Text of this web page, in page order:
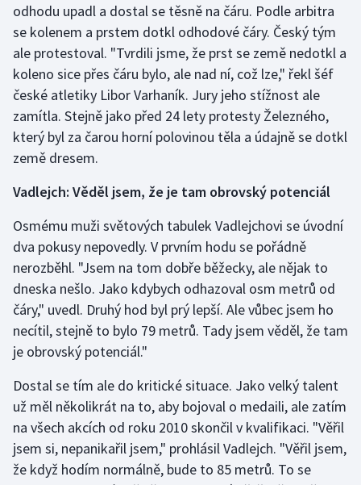
Moderní pětiboj
Motorsport
Olympijské hry
Parasport
Plážový volejbal
Ragby
Rychlobruslení
Rychlostní kanoistika
Sportovní střelba
Stolní tenis
odhodu upadl a dostal se těsně na čáru. Podle arbitra
se kolenem a prstem dotkl odhodové čáry. Český tým
ale protestoval. "Tvrdili jsme, že prst se země nedotkl a
koleno sice přes čáru bylo, ale nad ní, což lze," řekl šéf
české atletiky Libor Varhaník. Jury jeho stížnost ale
zamítla. Stejně jako před 24 lety protesty Železného,
který byl za čarou horní polovinou těla a údajně se dotkl
země dresem.
Vadlejch: Věděl jsem, že je tam obrovský potenciál
Osmému muži světových tabulek Vadlejchovi se úvodní
dva pokusy nepovedly. V prvním hodu se pořádně
nerozběhl. "Jsem na tom dobře běžecky, ale nějak to
dneska nešlo. Jako kdybych odhazoval osm metrů od
čáry," uvedl. Druhý hod byl prý lepší. Ale vůbec jsem ho
necítil, stejně to bylo 79 metrů. Tady jsem věděl, že tam
je obrovský potenciál."
Dostal se tím ale do kritické situace. Jako velký talent
už měl několikrát na to, aby bojoval o medaili, ale zatím
na všech akcích od roku 2010 skončil v kvalifikaci. "Věřil
jsem si, nepanikařil jsem," prohlásil Vadlejch. "Věřil jsem,
že když hodím normálně, bude to 85 metrů. To se